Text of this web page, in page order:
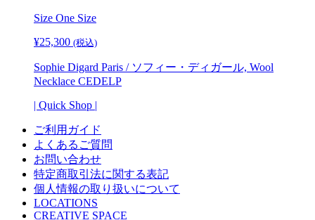
Size One Size
¥25,300 (税込)
Sophie Digard Paris / ソフィー・ディガール, Wool
Necklace CEDELP
| Quick Shop |
ご利用ガイド
よくあるご質問
お問い合わせ
特定商取引法に関する表記
個人情報の取り扱いについて
LOCATIONS
CREATIVE SPACE